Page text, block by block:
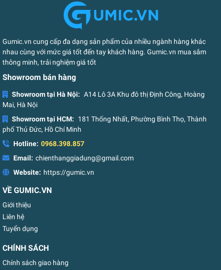
Gumic.vn cung cấp đa dạng sản phẩm của nhiều ngành hàng khác
nhau cùng với mức giá tốt đến tay khách hàng. Gumic.vn mua sắm
thông minh, trải nghiệm giá tốt
Showroom bán hàng
Showroom tại Hà Nội: A14 Lô 3A Khu đô thị Định Công, Hoàng
Mai, Hà Nội
Showroom tại HCM:
181 Thống Nhất, Phường Bình Thọ, Thành
phố Thủ Đức, Hồ Chí Minh
Hotline: 0968.398.857
Email: chienthanggiadung@gmail.com
Website: https://gumic.vn
VỀ GUMIC.VN
Giới thiệu
Liên hệ
Tuyển dụng
CHÍNH SÁCH
Chính sách giao hàng